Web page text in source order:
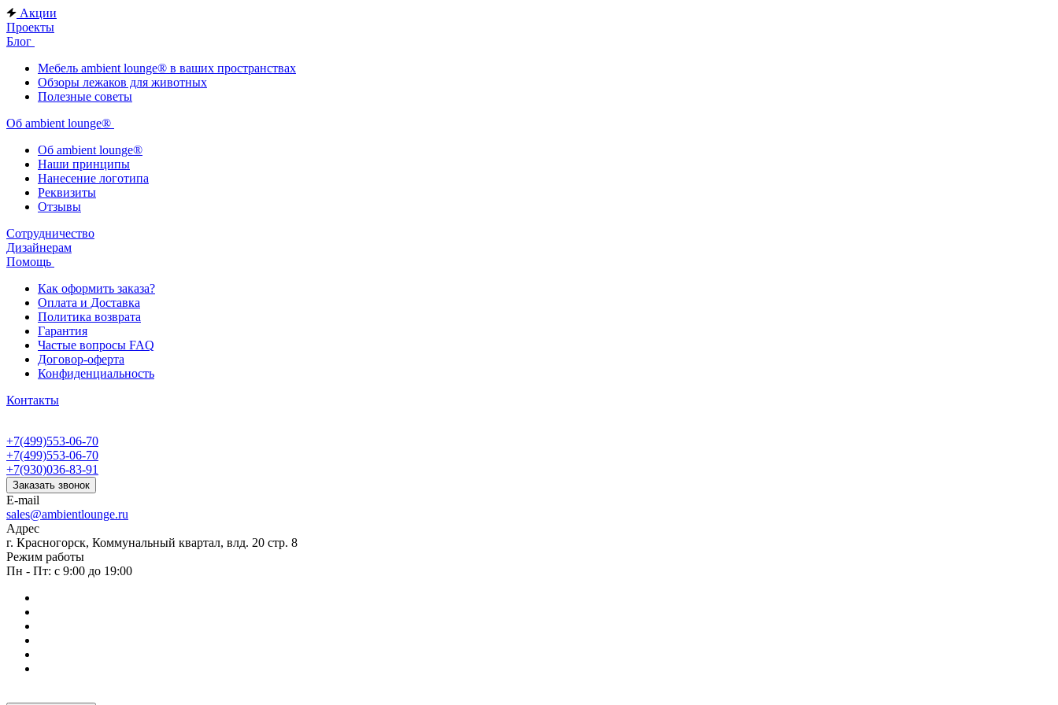
Акции
Проекты
Блог
Мебель ambient lounge® в ваших пространствах
Обзоры лежаков для животных
Полезные советы
Об ambient lounge®
Oб ambient lounge®
Наши принципы
Нанесение логотипа
Реквизиты
Отзывы
Сотрудничество
Дизайнерам
Помощь
Как оформить заказа?
Оплата и Доставка
Политика возврата
Гарантия
Частые вопросы FAQ
Договор-оферта
Конфиденциальность
Контакты
+7(499)553-06-70
+7(499)553-06-70
+7(930)036-83-91
Заказать звонок
E-mail
sales@ambientlounge.ru
Адрес
г. Красногорск, Коммунальный квартал, влд. 20 стр. 8
Режим работы
Пн - Пт: с 9:00 до 19:00